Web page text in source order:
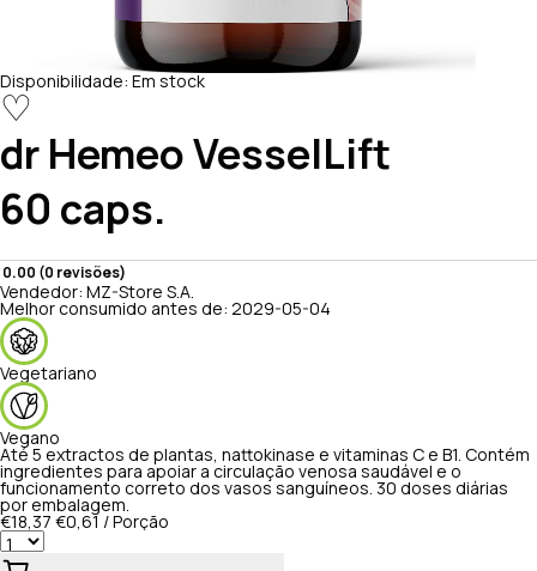
Disponibilidade: Em stock
♡
dr Hemeo VesselLift
60 caps.
0.00 (0 revisões)
Vendedor: MZ-Store S.A.
Melhor consumido antes de: 2029-05-04
Vegetariano
Vegano
Até 5 extractos de plantas, nattokinase e vitaminas C e B1. Contém
ingredientes para apoiar a circulação venosa saudável e o
funcionamento correto dos vasos sanguíneos. 30 doses diárias
por embalagem.
€18,37 €0,61 / Porção